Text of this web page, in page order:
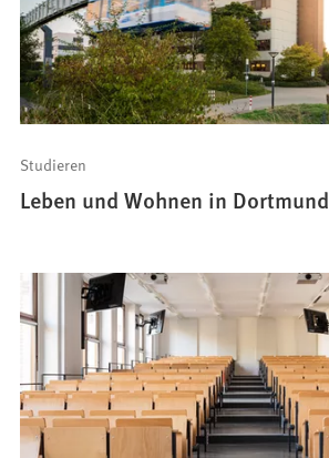
Studieren
Leben und Wohnen in Dortmund